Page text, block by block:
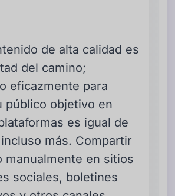
de alta calidad es
del camino;
eficazmente para
público objetivo en
es igual de
más. Compartir
manualmente en sitios
sociales, boletines